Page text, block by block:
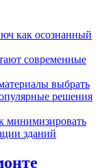
как осознанный
современные
выбрать
решения
минимизировать
зданий